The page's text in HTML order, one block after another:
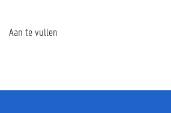
Aan te vullen